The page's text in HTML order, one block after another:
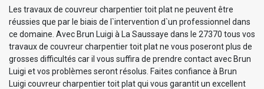
Les travaux de couvreur charpentier toit plat ne peuvent être
réussies que par le biais de l`intervention d`un professionnel dans
ce domaine. Avec Brun Luigi à La Saussaye dans le 27370 tous vos
travaux de couvreur charpentier toit plat ne vous poseront plus de
grosses difficultés car il vous suffira de prendre contact avec Brun
Luigi et vos problèmes seront résolus. Faites confiance à Brun
Luigi couvreur charpentier toit plat qui vous garantit un excellent